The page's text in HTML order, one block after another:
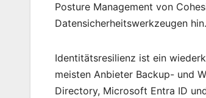
Posture Management von
Datensicherheitswerkzeugen hin.
Identitätsresilienz ist ein
meisten Anbieter Backup- und
Directory, Microsoft Entra ID